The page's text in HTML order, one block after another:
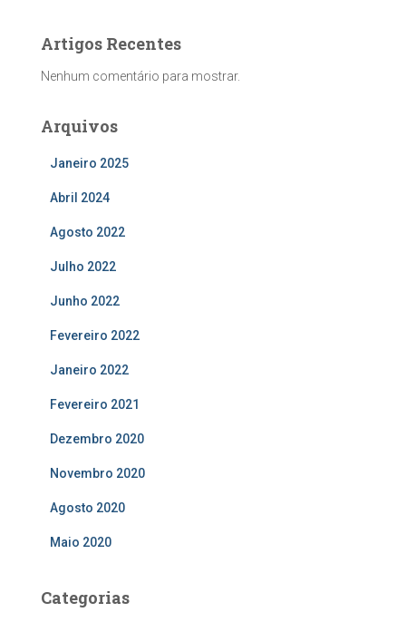
Artigos Recentes
Nenhum comentário para mostrar.
Arquivos
Janeiro 2025
Abril 2024
Agosto 2022
Julho 2022
Junho 2022
Fevereiro 2022
Janeiro 2022
Fevereiro 2021
Dezembro 2020
Novembro 2020
Agosto 2020
Maio 2020
Categorias